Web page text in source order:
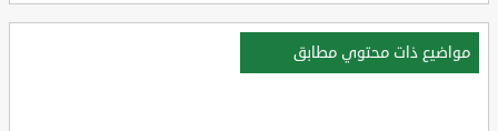
مواضيع ذات محتوي مطابق